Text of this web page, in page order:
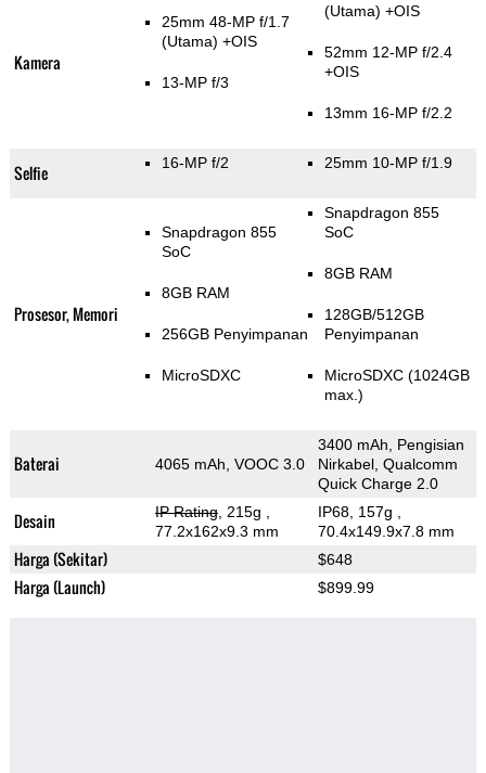
Kamera
25mm 48-MP f/1.7
(Utama) +OIS
13-MP f/3
(Utama) +OIS
52mm 12-MP f/2.4
+OIS
13mm 16-MP f/2.2
Selfie 16-MP f/2 25mm 10-MP f/1.9
Prosesor, Memori
Snapdragon 855
SoC
8GB RAM
256GB Penyimpanan
MicroSDXC
Snapdragon 855
SoC
8GB RAM
128GB/512GB
Penyimpanan
MicroSDXC (1024GB
max.)
Baterai 4065 mAh, VOOC 3.0
3400 mAh, Pengisian
Nirkabel, Qualcomm
Quick Charge 2.0
Desain IP Rating, 215g
77.2x162x9.3 mm
IP68, 157g
70.4x149.9x7.8 mm
Harga (Sekitar) $648
Harga (Launch) $899.99